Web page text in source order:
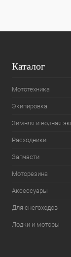
Каталог
Мототехника
Экипировка
Зимняя и водная
Расходники
Запчасти
Моторезина
Аксессуары
Для снегоходов
Лодки и моторы